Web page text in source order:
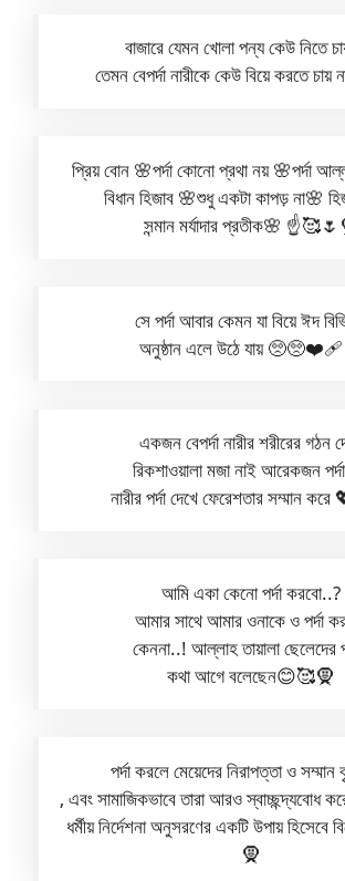
বাজারে যেমন খোলা পন্য কেউ নিতে
তেমন বেপর্দা নারীকে কেউ বিয়ে করতে
প্রিয় বোন 🌸পর্দা কোনো প্রথা নয় 🌸পর্দা
বিধান হিজাব 🌸শুধু একটা কাপড় না🌸
সন্মান মর্যাদার প্রতীক🌸
সে পর্দা আবার কেমন যা বিয়ে ঈদ
অনুষ্ঠান এলে উঠে যায়
একজন বেপর্দা নারীর শরীরের গঠন
রিকশাওয়ালা মজা নাই আরেকজন
নারীর পর্দা দেখে ফেরেশতার সম্মান
আমি একা কেনো পর্দা করবো..?
আমার সাথে আমার ওনাকে ও পর্দা
কেননা..! আল্লাহ তায়ালা ছেলেদের
কথা আগে বলেছেন😊🥰🧕
পর্দা করলে মেয়েদের নিরাপত্তা ও সম্মান
, এবং সামাজিকভাবে তারা আরও স্বাচ্ছন্দ্যবোধ
ধর্মীয় নির্দেশনা অনুসরণের একটি উপায় হিসেবে
🧕